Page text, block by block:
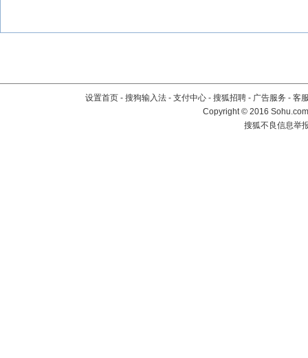
设置首页 - 搜狗输入法 - 支付中心 - 搜狐招聘 - 广告服务 - 客
Copyright©2016
搜狐不良信息举